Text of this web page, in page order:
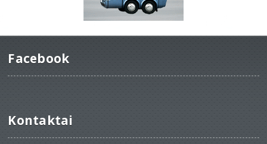
Facebook
Kontaktai